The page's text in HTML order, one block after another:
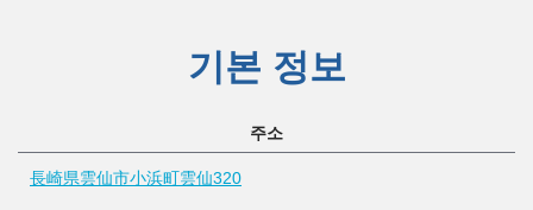
기본 정보
주소
長崎県雲仙市小浜町雲仙320